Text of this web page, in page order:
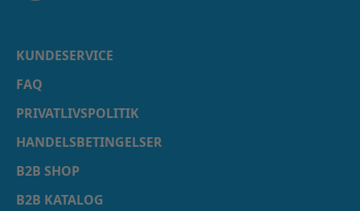
KUNDESERVICE
FAQ
PRIVATLIVSPOLITIK
HANDELSBETINGELSER
B2B SHOP
B2B KATALOG